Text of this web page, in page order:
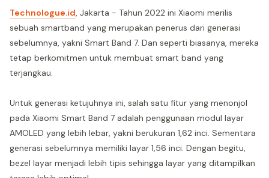
Technologue.id, Jakarta - Tahun 2022 ini Xiaomi merilis
sebuah smartband yang merupakan penerus dari generasi
sebelumnya, yakni Smart Band 7. Dan seperti biasanya, mereka
tetap berkomitmen untuk membuat smart band yang
terjangkau.
Untuk generasi ketujuhnya ini, salah satu fitur yang menonjol
pada Xiaomi Smart Band 7 adalah penggunaan modul layar
AMOLED yang lebih lebar, yakni berukuran 1,62 inci. Sementara
generasi sebelumnya memiliki layar 1,56 inci. Dengan begitu,
bezel layar menjadi lebih tipis sehingga layar yang ditampilkan